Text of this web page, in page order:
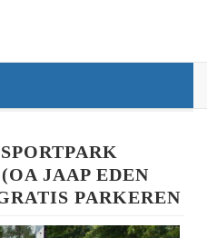
JAAP EDEN
PARKEREN